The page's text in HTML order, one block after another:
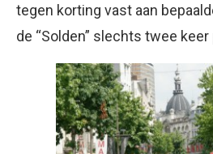
tegen korting vast aan
de “Solden” slechts twee keer